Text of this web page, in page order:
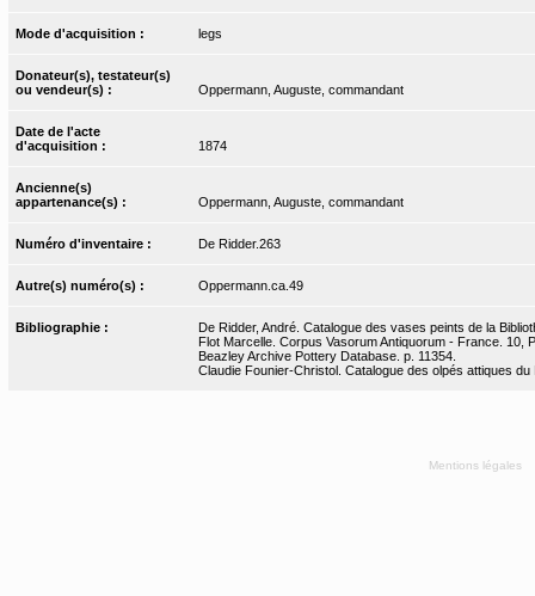
Mode d'acquisition : legs
Donateur(s), testateur(s)
ou vendeur(s) :
Oppermann, Auguste, commandant
Date de l'acte
d'acquisition :
1874
Ancienne(s)
appartenance(s) :
Oppermann, Auguste, commandant
Numéro d'inventaire : De Ridder.263
Autre(s) numéro(s) : Oppermann.ca.49
Bibliographie :
De Ridder, André. Catalogue des vases peints de la
Flot Marcelle. Corpus Vasorum Antiquorum - France. 10,
Beazley Archive Pottery Database. p. 11354.
Claudie Founier-Christol. Catalogue des olpés attiques
Mentions légales